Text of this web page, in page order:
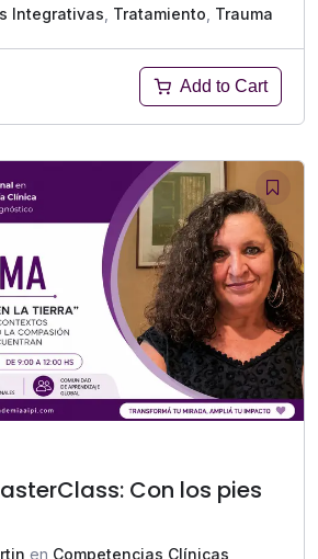
Integrativas Tratamiento Trauma
Add to Cart
Con los pies
en Competencias Clínicas